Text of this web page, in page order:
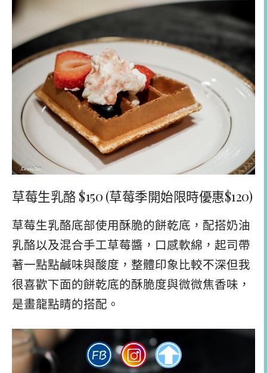
草莓生乳酪 $150 (草莓季開始限時優惠$120)
草莓生乳酪底部使用酥脆的餅乾底，配搭奶油
乳酪以及混合手工草莓醬，口感軟綿，起司帶
著一點點鹹味與酸度，整體印象比較不深但我
很喜歡下面的餅乾底的酥脆度與微微焦香味，
是畫龍點睛的搭配。